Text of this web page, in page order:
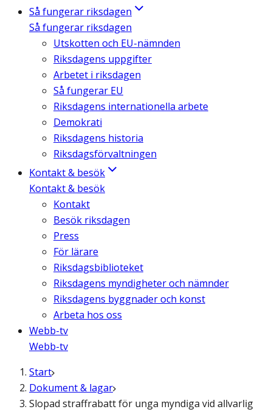
Så fungerar riksdagen
Så fungerar riksdagen
Utskotten och EU-nämnden
Riksdagens uppgifter
Arbetet i riksdagen
Så fungerar EU
Riksdagens internationella arbete
Demokrati
Riksdagens historia
Riksdagsförvaltningen
Kontakt & besök
Kontakt & besök
Kontakt
Besök riksdagen
Press
För lärare
Riksdagsbiblioteket
Riksdagens myndigheter och nämnder
Riksdagens byggnader och konst
Arbeta hos oss
Webb-tv
Webb-tv
Start
Dokument & lagar
Slopad straffrabatt för unga myndiga vid allvarlig